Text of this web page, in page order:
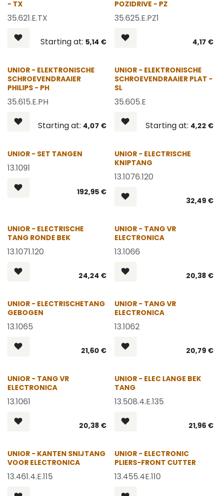
- TX
35.621.E.TX
Starting at: 5,14 €
POZIDRIVE - PZ
35.625.E.PZ1
4,17 €
UNIOR - ELEKTRONISCHE
SCHROEVENDRAAIER
PHILIPS - PH
35.615.E.PH
Starting at: 4,07 €
UNIOR - ELEKTRONISCHE
SCHROEVENDRAAIER PLAT -
SL
35.605.E
Starting at: 4,22 €
OP = OP
UNIOR - SET TANGEN
13.1091
192,95€
OP = OP
UNIOR - ELECTRISCHE
KNIPTANG
13.1076.120
32,49€
OP = OP
UNIOR - ELECTRISCHE
TANG RONDE BEK
13.1071.120
24,24 €
UNIOR - TANG VR
ELECTRONICA
13.1066
20,38 €
OP = OP
UNIOR - ELECTRISCHETANG
GEBOGEN
13.1065
21,60 €
UNIOR - TANG VR
ELECTRONICA
13.1062
20,79€
UNIOR - TANG VR
ELECTRONICA
13.1061
20,38 €
UNIOR - ELEC LANGE BEK
TANG
13.508.4.E.135
21,96€
UNIOR - KANTEN SNIJTANG
VOOR ELECTRONICA
13.461.4.E.115 OP = OP
UNIOR - ELECTRONIC
PLIERS-FRONT CUTTER
13.455.4E.110